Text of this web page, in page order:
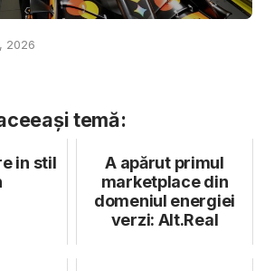
2026
temă:
in stil
A apărut primul
marketplace din
domeniul energiei
verzi: Alt.Real